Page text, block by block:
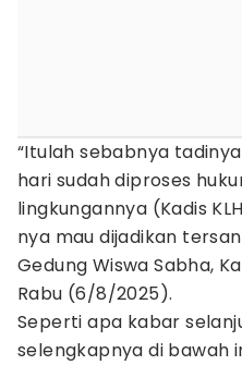
“Itulah sebabnya
hari sudah diproses
lingkungannya (Kadis
nya mau dijadikan
Gedung Wiswa Sabha,
Rabu (6/8/2025).
Seperti apa kabar
selengkapnya di bawah